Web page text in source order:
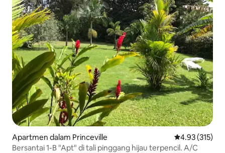
Apartmen dalam Princeville Penarafan
4.93 (315)
Bersantai 1-B "Apt" di tali pinggang hijau terpencil. A/C